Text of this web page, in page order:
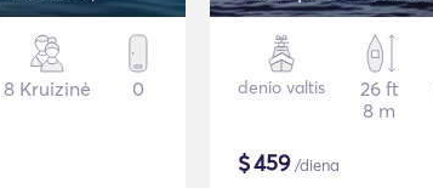
8 Kruizinė 0 denio valtis
26 ft
8 m
$459/diena